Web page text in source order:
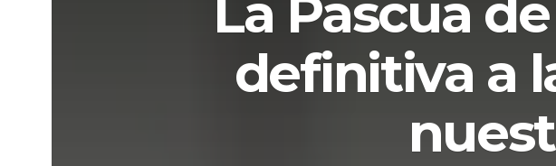
La Pascua
definitiva a